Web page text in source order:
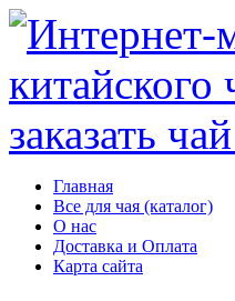
Главная
Все для чая (каталог)
О нас
Доставка и Оплата
Карта сайта